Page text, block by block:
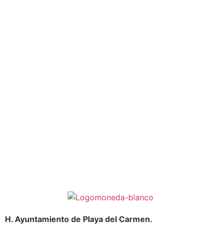
H. Ayuntamiento de Playa del Carmen.